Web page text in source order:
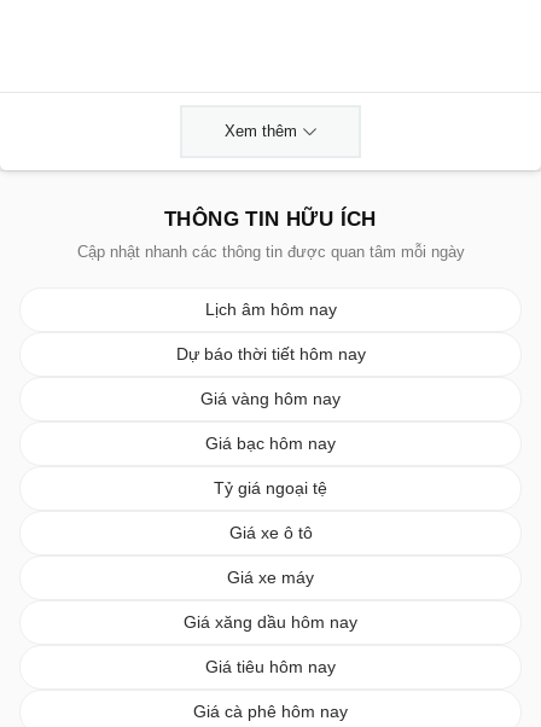
Xem thêm
THÔNG TIN HỮU ÍCH
Cập nhật nhanh các thông tin được quan tâm mỗi ngày
Lịch âm hôm nay
Dự báo thời tiết hôm nay
Giá vàng hôm nay
Giá bạc hôm nay
Tỷ giá ngoại tệ
Giá xe ô tô
Giá xe máy
Giá xăng dầu hôm nay
Giá tiêu hôm nay
Giá cà phê hôm nay